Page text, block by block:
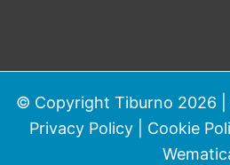
© Copyright Tiburno 2026 |
Privacy Policy| Cookie